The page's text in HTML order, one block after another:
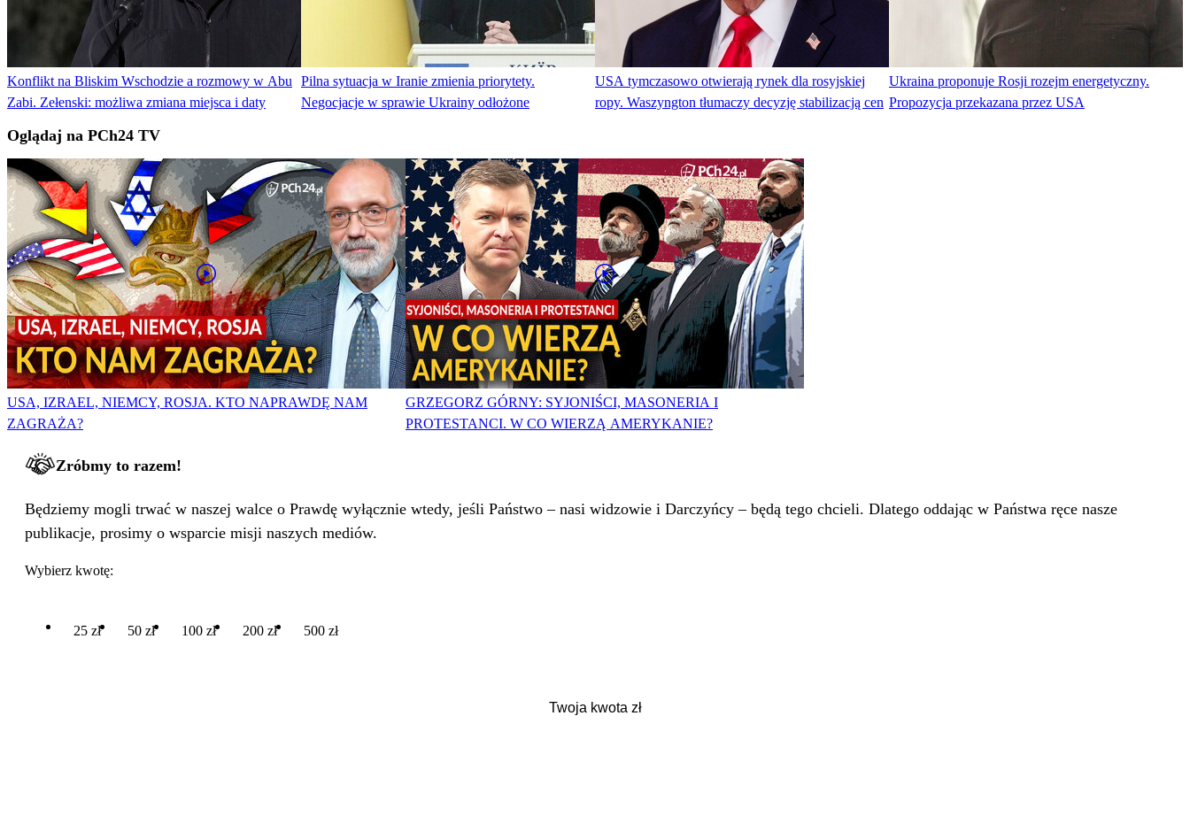
Konflikt na Bliskim Wschodzie a rozmowy w Abu
Zabi. Zełenski: możliwa zmiana miejsca i daty
Pilna sytuacja w Iranie zmienia priorytety.
Negocjacje w sprawie Ukrainy odłożone
USA tymczasowo otwierają rynek dla rosyjskiej
ropy. Waszyngton tłumaczy decyzję stabilizacją cen
Ukraina proponuje Rosji rozejm energetyczny.
Propozycja przekazana przez USA
Oglądaj na PCh24 TV
USA, IZRAEL, NIEMCY, ROSJA. KTO NAPRAWDĘ NAM
ZAGRAŻA?
GRZEGORZ GÓRNY: SYJONIŚCI, MASONERIA I
PROTESTANCI. W CO WIERZĄ AMERYKANIE?
Zróbmy to razem!
Będziemy mogli trwać w naszej walce o Prawdę wyłącznie wtedy, jeśli Państwo – nasi widzowie i Darczyńcy – będą tego chcieli. Dlatego oddając w Państwa ręce nasze
publikacje, prosimy o wsparcie misji naszych mediów.
Wybierz kwotę:
25 zł 50 zł 100 zł 200 zł 500 zł